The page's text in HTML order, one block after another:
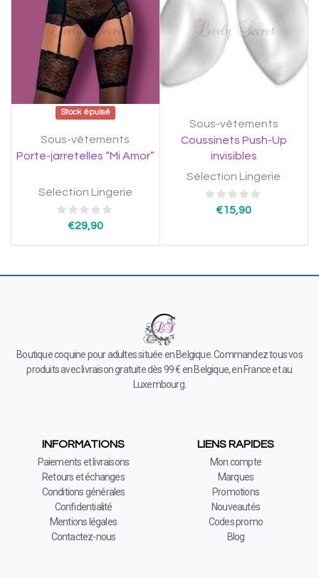
Stock épuisé
Sous-vêtements
Porte-jarretelles “Mi Amor”
Sélection Lingerie
€29,90
Sous-vêtements
Coussinets Push-Up
invisibles
Sélection Lingerie
€15,90
Boutique coquine pour adultes située en Belgique. Commandez tous vos
produits avec livraison gratuite dès 99 € en Belgique, en France et au
Luxembourg.
INFORMATIONS
Paiements et livraisons
Retours et échanges
Conditions générales
Confidentialité
Mentions légales
Contactez-nous
LIENS RAPIDES
Mon compte
Marques
Promotions
Nouveautés
Codes promo
Blog